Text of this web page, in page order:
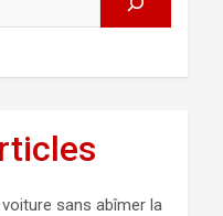
sans abîmer la